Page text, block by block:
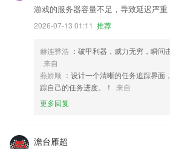
游戏的服务器容量不足，导致延迟严重
2026-07-13 01:11 推荐
赫连骅浩 ：破甲利器，威力无穷，瞬间
来自
燕娇顺 ：设计一个清晰的任务追踪界面
踪自己的任务进度。！
来自
更多回复
澹台雁超